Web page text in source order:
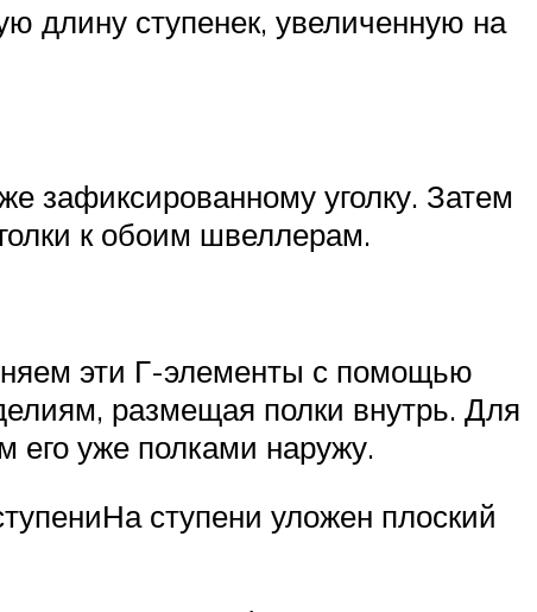
длину ступенек, увеличенную на
зафиксированному уголку. Затем
к обоим швеллерам.
эти Г-элементы с помощью
размещая полки внутрь. Для
его уже полками наружу.
ступени уложен плоский